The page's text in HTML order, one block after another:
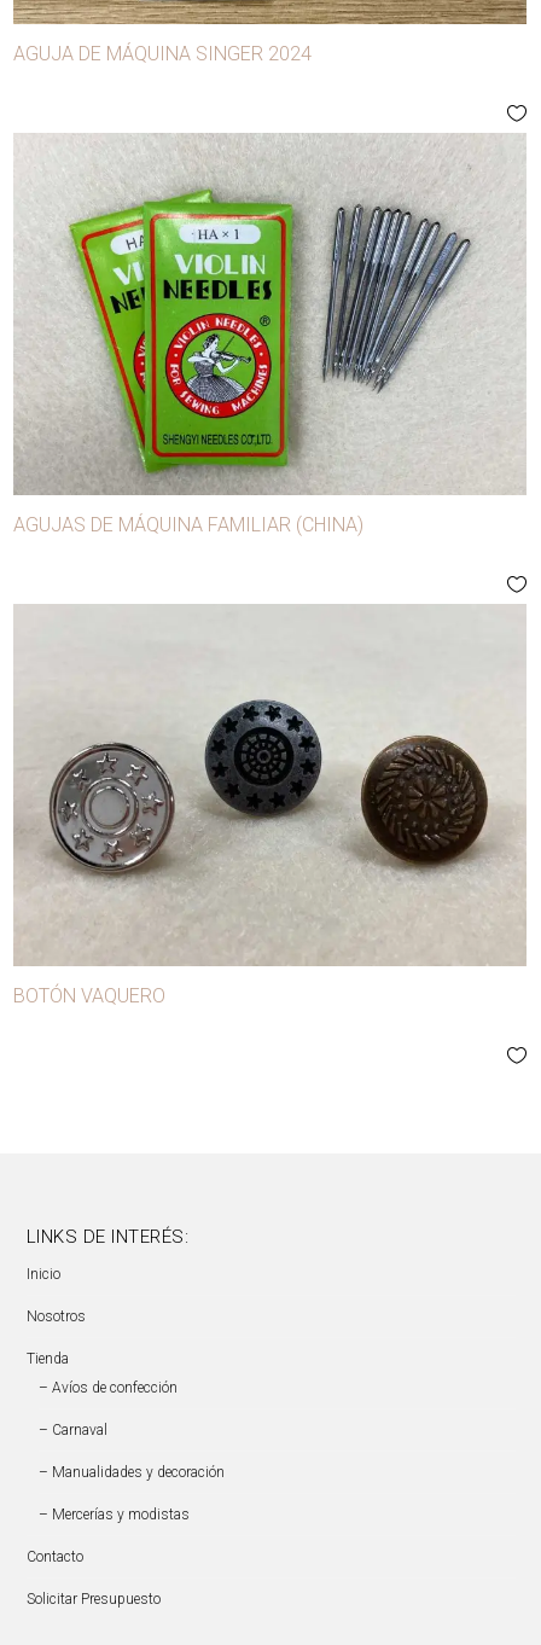
AGUJA DE MÁQUINA SINGER 2024
AGUJAS DE MÁQUINA FAMILIAR (CHINA)
BOTÓN VAQUERO
LINKS DE INTERÉS:
Inicio
Nosotros
Tienda
– Avíos de confección
– Carnaval
– Manualidades y decoración
– Mercerías y modistas
Contacto
Solicitar Presupuesto